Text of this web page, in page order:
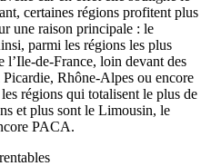
certaines régions profitent plus
une raison principale : le
parmi les régions les plus
l’Ile-de-France, loin devant des
Rhône-Alpes ou encore
régions qui totalisent le plus de
et plus sont le Limousin, le
PACA.